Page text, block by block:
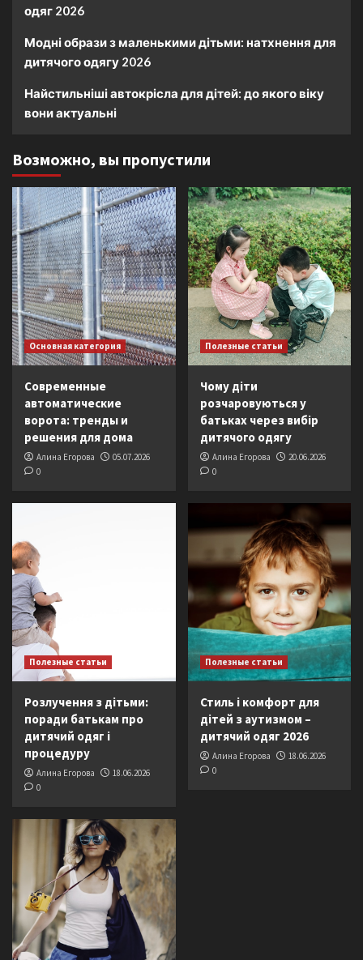
одяг 2026
Модні образи з маленькими дітьми: натхнення для
дитячого одягу 2026
Найстильніші автокрісла для дітей: до якого віку
вони актуальні
Возможно, вы пропустили
Основная категория
Современные
автоматические
ворота: тренды и
решения для дома
Алина Егорова
05.07.2026
0
Полезные статьи
Чому діти
розчаровуються у
батьках через вибір
дитячого одягу
Алина Егорова
20.06.2026
0
Полезные статьи
Розлучення з дітьми:
поради батькам про
дитячий одяг і
процедуру
Алина Егорова
18.06.2026
0
Полезные статьи
Стиль і комфорт для
дітей з аутизмом –
дитячий одяг 2026
Алина Егорова
18.06.2026
0